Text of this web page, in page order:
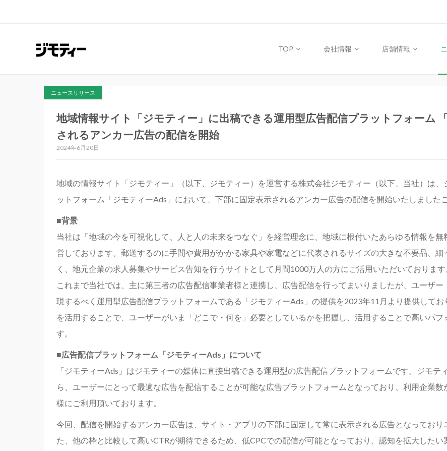
TOP 会社情報 店舗情報
ニュースリリース
地域情報サイト「ジモティー」に出稿できる運用型広告配信プラットフォーム
されるアンカー広告の配信を開始
2024年6月20日
地域の情報サイト「ジモティー」（以下、ジモティー）を運営する株式会社ジモティー（以下、当社）は
ットフォーム「ジモティーAds」において、下部に固定表示されるアンカー広告の配信を開始いたしました
■背景
当社は「地域の今を可視化して、人と人の未来をつなぐ」を経営理念に、地域に根付いたあらゆる情報を
営しております。郵送するのに手間や費用がかかる家具や家電などに代表されるサイズの大きな不要品、
く、地元企業の求人募集やサービス告知を行うサイトとして月間1000万人の方にご活用いただいております
これまで当社では、主に第三者の広告配信事業者様と連携し、広告配信を行ってまいりましたが、ユーザ
現するべく運用型広告配信プラットフォームである「ジモティーAds」の提供を2023年11月より提供して
を活用することで、ユーザーがいま「どこで・何を」必要としているかを把握し、活用することで高いパ
す。
■広告配信プラットフォーム「ジモティーAds」について
「ジモティーAds」はジモティーの媒体に直接出稿できる運用型の広告配信プラットフォームです。ジモ
ら、ユーザーにとって最適な広告を配信することが可能な広告プラットフォームとなっており、利用企業
様にご利用頂いております。
今回、配信を開始するアンカー広告は、サイト・アプリの下部に固定して常に表示される広告となってお
た、他の枠と比較して高いCTRが期待できるため、低CPCでの配信が可能となっており、認知を拡大した